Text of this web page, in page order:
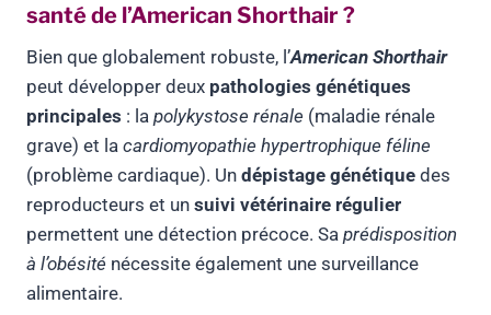
santé de l’American Shorthair ?
Bien que globalement robuste, l’American Shorthair
peut développer deux pathologies génétiques
principales : la polykystose rénale (maladie rénale
grave) et la cardiomyopathie hypertrophique féline
(problème cardiaque). Un dépistage génétique des
reproducteurs et un suivi vétérinaire régulier
permettent une détection précoce. Sa prédisposition
à l’obésité nécessite également une surveillance
alimentaire.